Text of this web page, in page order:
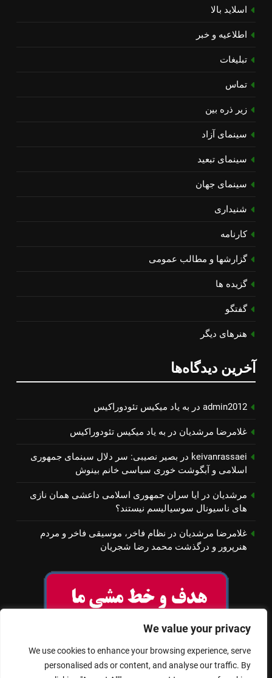
We value your privacy
We use cookies to enhance your browsing experience, serve
personalised ads or content, and analyse our traffic. By
اسلاید بالا
اطلاعیه و خبر
تبلیغات
تماس
زیر ذره بین
سینمای آزاد
سینمای تبعید
سینمای جهان
شنیداری
کارنامه
گزارشها و مطالب عمومی
گزیده ها
گفتگو
هنرهای دیگر
آخرین دیدگاه‌ها
admin2012 در به یاد میكیس تئودوراكیس
غلامرضا مرشدیان در به یاد میكیس تئودوراكیس
keivanrassaei در بصیر نصیبی: سر دلال سینمای جمهوری
اسلامی و آبگوشت خوری سیاسی خانم بینوش
مرشدیان در ایا سران جمهوری اسلامی داعشی همان نازی
های ناسیونال سوسیالیسم نیستند؟
غلامرضا مرشدیان در نظام فاخر، موسیقی فاخر و مردم
هنرپرور و درگذشت محمد رضا شجریان